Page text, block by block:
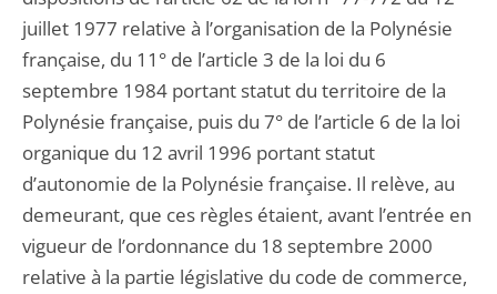
juillet 1977 relative à l’organisation de la Polynésie
française, du 11° de l’article 3 de la loi du 6
septembre 1984 portant statut du territoire de la
Polynésie française, puis du 7° de l’article 6 de la loi
organique du 12 avril 1996 portant statut
d’autonomie de la Polynésie française. Il relève, au
demeurant, que ces règles étaient, avant l’entrée en
vigueur de l’ordonnance du 18 septembre 2000
relative à la partie législative du code de commerce,